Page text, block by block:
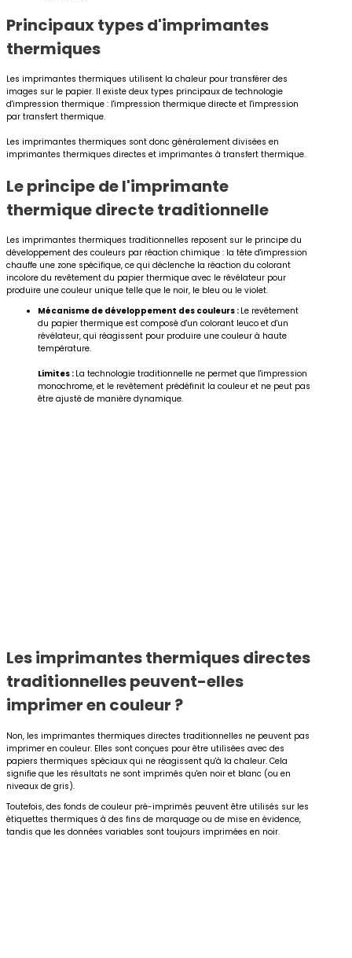
Principaux types d'imprimantes
thermiques
Les imprimantes thermiques utilisent la chaleur pour transférer des
images sur le papier. Il existe deux types principaux de technologie
d'impression thermique : l'impression thermique directe et l'impression
par transfert thermique.
Les imprimantes thermiques sont donc généralement divisées en
imprimantes thermiques directes et imprimantes à transfert thermique.
Le principe de l'imprimante
thermique directe traditionnelle
Les imprimantes thermiques traditionnelles reposent sur le principe du
développement des couleurs par réaction chimique : la tête d'impression
chauffe une zone spécifique, ce qui déclenche la réaction du colorant
incolore du revêtement du papier thermique avec le révélateur pour
produire une couleur unique telle que le noir, le bleu ou le violet.
Mécanisme de développement des couleurs : Le revêtement
du papier thermique est composé d'un colorant leuco et d'un
révélateur, qui réagissent pour produire une couleur à haute
température.
Limites : La technologie traditionnelle ne permet que l'impression
monochrome, et le revêtement prédéfinit la couleur et ne peut pas
être ajusté de manière dynamique.
Les imprimantes thermiques directes
traditionnelles peuvent-elles
imprimer en couleur ?
Non, les imprimantes thermiques directes traditionnelles ne peuvent pas
imprimer en couleur. Elles sont conçues pour être utilisées avec des
papiers thermiques spéciaux qui ne réagissent qu'à la chaleur. Cela
signifie que les résultats ne sont imprimés qu'en noir et blanc (ou en
niveaux de gris).
Toutefois, des fonds de couleur pré-imprimés peuvent être utilisés sur les
étiquettes thermiques à des fins de marquage ou de mise en évidence,
tandis que les données variables sont toujours imprimées en noir.